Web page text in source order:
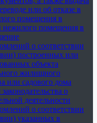
или об отказе в
помещения в
нежилого помещения в
о соответствии
построенных или
объекта
жилищного
или садового дома
о
деятельности
о соответствии
указанных в